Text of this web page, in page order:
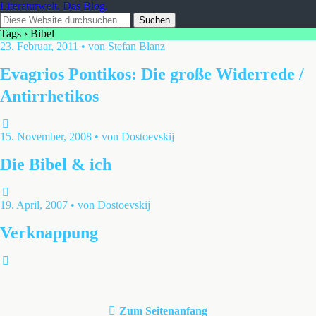
Literaturwelt. Das Blog.
Tags › Bibel
23. Februar, 2011 • von Stefan Blanz
Evagrios Pontikos: Die große Widerrede /
Antirrhetikos
15. November, 2008 • von Dostoevskij
Die Bibel & ich
19. April, 2007 • von Dostoevskij
Verknappung
Zum Seitenanfang